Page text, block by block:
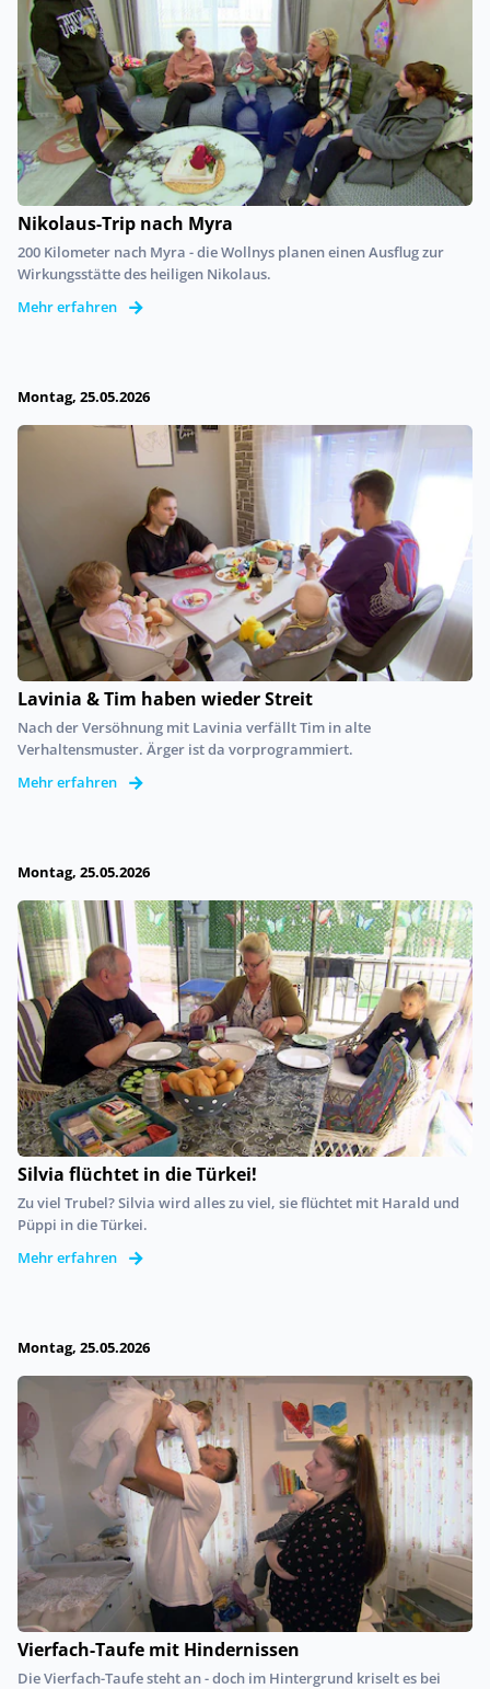
Nikolaus-Trip nach Myra
200 Kilometer nach Myra - die Wollnys planen einen Ausflug zur
Wirkungsstätte des heiligen Nikolaus.
Mehr erfahren
Montag, 25.05.2026
Lavinia & Tim haben wieder Streit
Nach der Versöhnung mit Lavinia verfällt Tim in alte
Verhaltensmuster. Ärger ist da vorprogrammiert.
Mehr erfahren
Montag, 25.05.2026
Silvia flüchtet in die Türkei!
Zu viel Trubel? Silvia wird alles zu viel, sie flüchtet mit Harald und
Püppi in die Türkei.
Mehr erfahren
Montag, 25.05.2026
Vierfach-Taufe mit Hindernissen
Die Vierfach-Taufe steht an - doch im Hintergrund kriselt es bei